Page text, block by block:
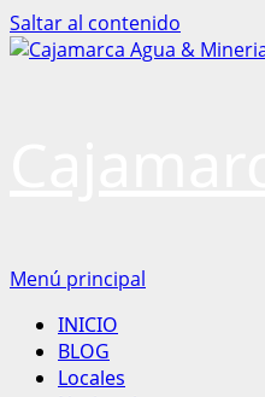
Saltar al contenido
Menú principal
INICIO
BLOG
Locales